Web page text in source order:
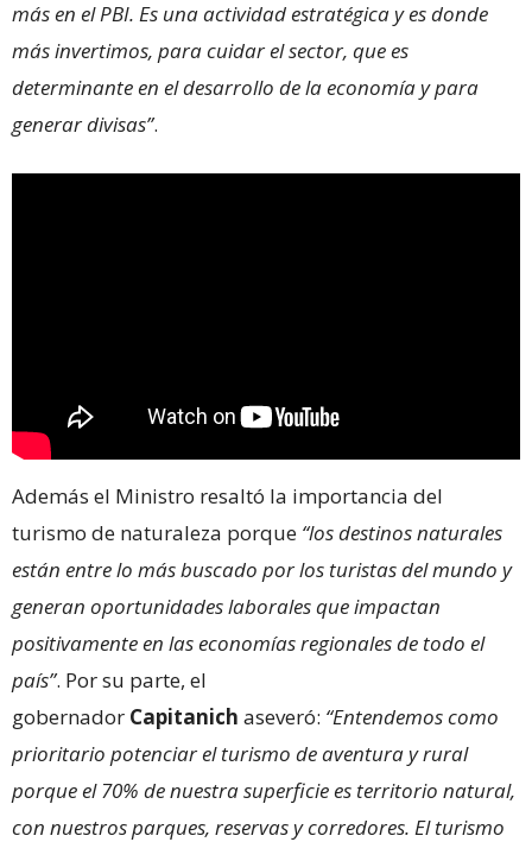
más en el PBI. Es una actividad estratégica y es donde
más invertimos, para cuidar el sector, que es
determinante en el desarrollo de la economía y para
generar divisas”.
Además el Ministro resaltó la importancia del
turismo de naturaleza porque “los destinos naturales
están entre lo más buscado por los turistas del mundo y
generan oportunidades laborales que impactan
positivamente en las economías regionales de todo el
país”. Por su parte, el
gobernador Capitanich aseveró: “Entendemos como
prioritario potenciar el turismo de aventura y rural
porque el 70% de nuestra superficie es territorio natural,
con nuestros parques, reservas y corredores. El turismo